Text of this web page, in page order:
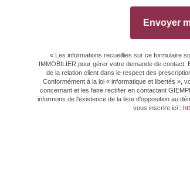
Envoyer
« Les informations recueillies sur ce formulaire
IMMOBILIER pour gérer votre demande de
de la relation client dans le respect des
Conformément à la loi « informatique et libertés »,
concernant et les faire rectifier en contactant
informons de l'existence de la liste d'opposition au
vous inscrire ici :